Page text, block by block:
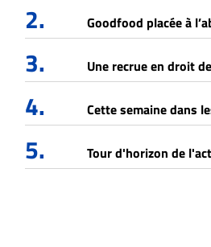
2. Goodfood placée à
3. Une recrue en droit
4. Cette semaine dans
5. Tour d'horizon de